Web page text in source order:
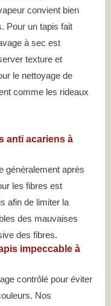
convient bien
Pour un tapis fait
à sec est
texture et
le nettoyage de
comme les rideaux
anti acariens à
généralement après
les fibres est
afin de limiter la
des mauvaises
des fibres.
impeccable à
contrôlé pour éviter
Nos